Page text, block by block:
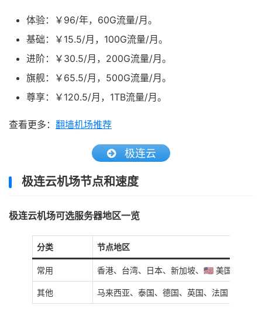
体验：￥96/年，60G流量/月。
基础：￥15.5/月，100G流量/月。
进阶：￥30.5/月，200G流量/月。
旗舰：￥65.5/月，500G流量/月。
尊享：￥120.5/月，1TB流量/月。
查看更多： 翻墙机场推荐
极连云
极连云机场节点和速度
极连云机场可选服务器地区一览
分类 节点地区
常用 香港、台湾、日本、新加坡、🇺🇸 美国、韩国
其他 马来西亚、泰国、德国、英国、法国